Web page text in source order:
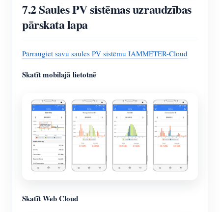
7.2 Saules PV sistēmas uzraudzības
pārskata lapa
Pārraugiet savu saules PV sistēmu IAMMETER-Cloud
Skatīt mobilajā lietotnē
Skatīt Web Cloud